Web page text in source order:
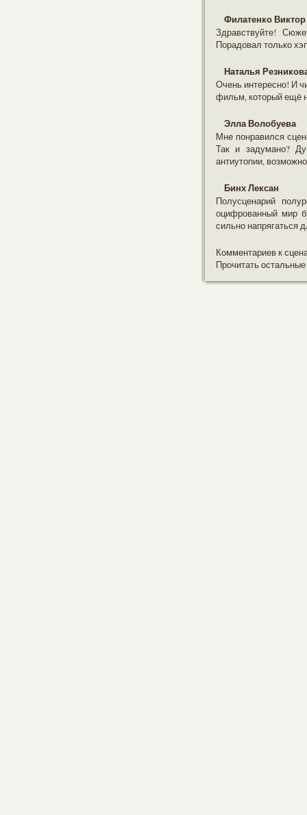
Филатенко Виктор
Здравствуйте!
Порадовал только
Наталья
Очень интересно! И
фильм, который ещё
Элла Волобуева
Мне понравился
Так и задумано?
антиутопии,
Бинх Лексан
Полусценарий
оцифрованный мир
сильно напрягаться
Комментариев к
Прочитать